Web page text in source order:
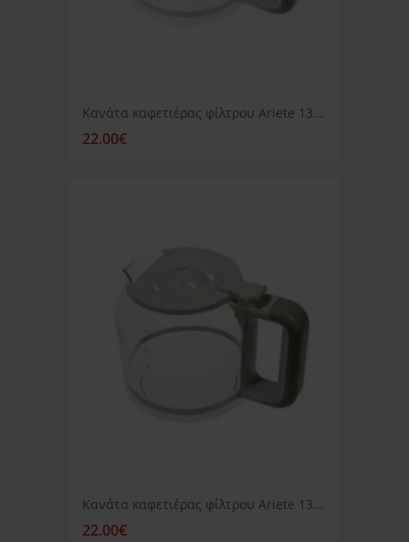
Κανάτα καφετιέρας φίλτρου Ariete 1342 μπλέ χερούλι
22.00€
Κανάτα καφετιέρας φίλτρου Ariete 1342 γκρι χερούλι
22.00€